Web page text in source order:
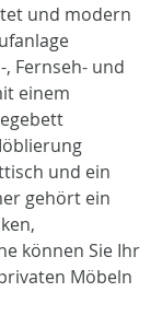
und modern
Fernseh- und
einem
und ein
gehört ein
können Sie Ihr
Möbeln